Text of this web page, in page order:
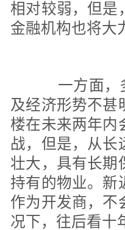
相对较弱，但是
金融机构也将大
一方面，多
及经济形势不甚
楼在未来两年内
战，但是，从长
壮大，具有长期
持有的物业。新
作为开发商，不
况下，往后看十